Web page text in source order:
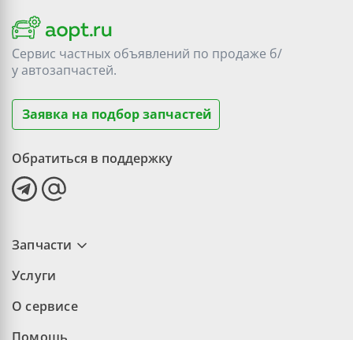
Сервис частных объявлений по продаже б/
уавтозапчастей.
Заявка на подбор запчастей
Обратиться в поддержку
Запчасти
Услуги
О сервисе